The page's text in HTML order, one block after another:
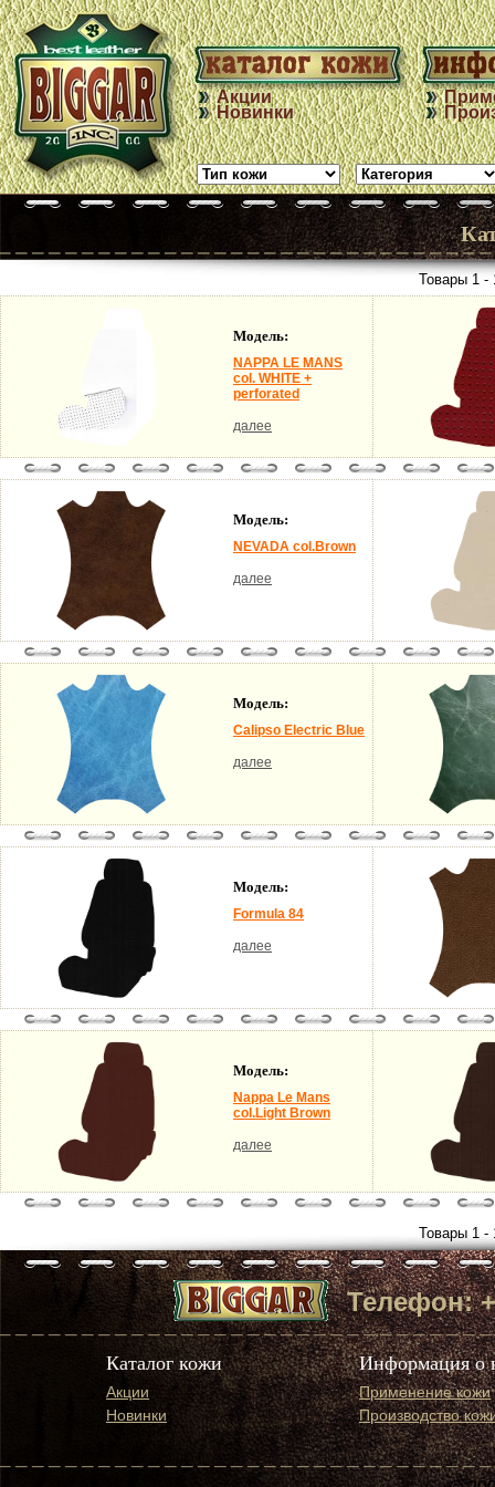
Акции
Новинки
Товары 1 -
Модель:
NAPPA LE MANS
col. WHITE +
perforated
далее
Модель:
NEVADA col.Brown
далее
Модель:
Calipso Electric Blue
далее
Модель:
Formula 84
далее
Модель:
Nappa Le Mans
col.Light Brown
далее
Товары 1 -
Телефон:
Каталог кожи
Акции
Новинки
Информация о
Применение кожи
Производство